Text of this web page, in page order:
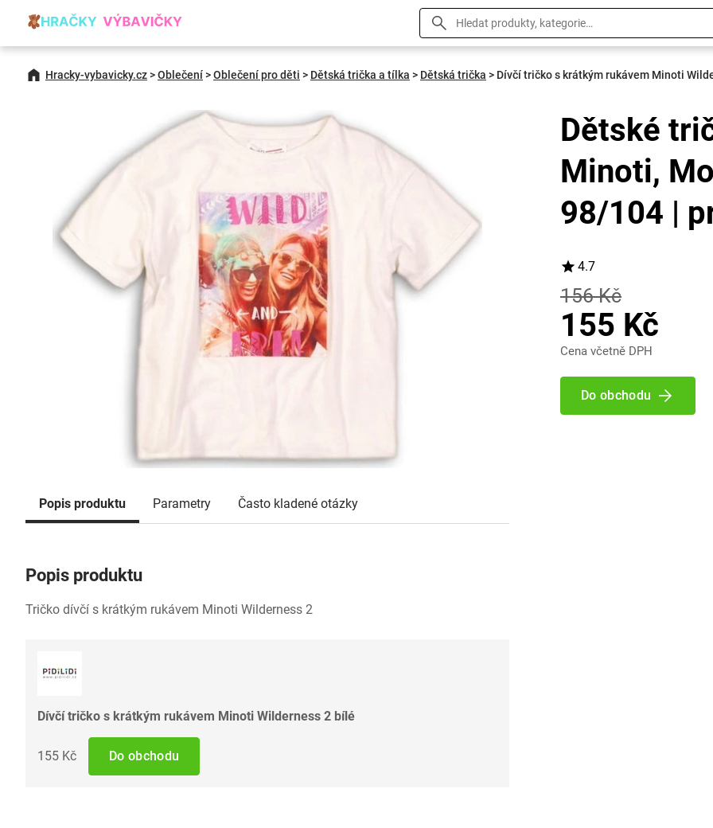
Hracky-vybavicky.cz>Oblečení>Oblečení pro děti > Dětská trička a tílka > Dětská trička > Dívčí tričko s krátkým rukávem Minoti
Popis produktu Parametry Často kladené otázky
Popis produktu
Tričko dívčí s krátkým rukávem Minoti Wilderness 2
Dívčí tričko s krátkým rukávem Minoti Wilderness 2 bílé
155 Kč Do obchodu
Dětské
Minoti,
98/104 |
4.7
156 Kč
155 Kč
Cena včetně DPH
Do obchodu